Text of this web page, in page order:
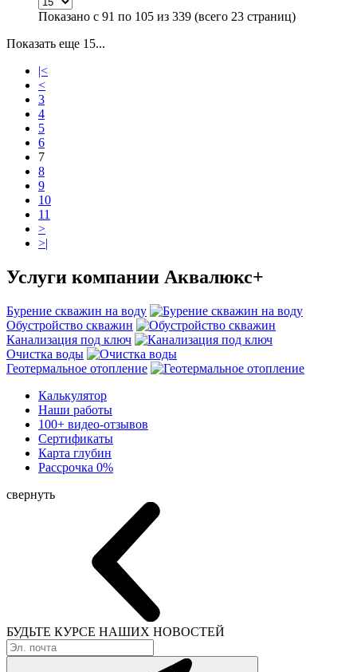
Показано с 91 по 105 из 339 (всего 23 страниц)
Показать еще 15...
|<
<
3
4
5
6
7
8
9
10
11
>
>|
Услуги компании Аквалюкс+
Бурение скважин на воду
Обустройство скважин
Канализация под ключ
Очистка воды
Геотермальное отопление
Калькулятор
Наши работы
100+ видео-отзывов
Сертификаты
Карта глубин
Рассрочка 0%
свернуть
БУДЬТЕ КУРСЕ НАШИХ НОВОСТЕЙ